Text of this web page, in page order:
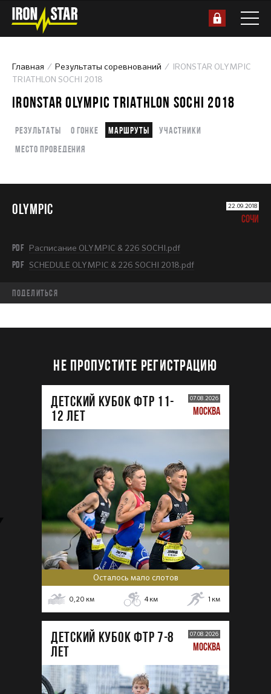
Главная Результаты соревнований
IRONSTAR OLYMPIC
TRIATHLON SOCHI 2018
IRONSTAR OLYMPIC TRIATHLON SOCHI 2018
Результаты О гонке Маршруты
Участники
Место проведения
OLYMPIC 22.09.2018
СОЧИ
PDF Расписание OLYMPIC & 226 SOCHI.pdf
PDF SCHEDULE OLYMPIC & 226 SOCHI 2018.pdf
Поделиться
НЕ ПРОПУСТИТЕ РЕГИСТРАЦИЮ
ДЕТСКИЙ КУБОК ФТР 11-
12 лет
07.08.2026
МОСКВА
Осталось мало слотов
0,20 км 4км 1 км
ДЕТСКИЙ КУБОК ФТР 7-8
лет
07.08.2026
МОСКВА